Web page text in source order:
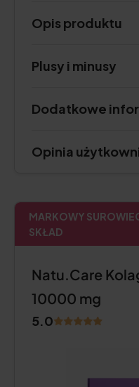
Opis produktu
Plusy i minusy
Dodatkowe
Opinia
MARKOWY
SKŁAD
Natu.Care
10000 mg
5.0